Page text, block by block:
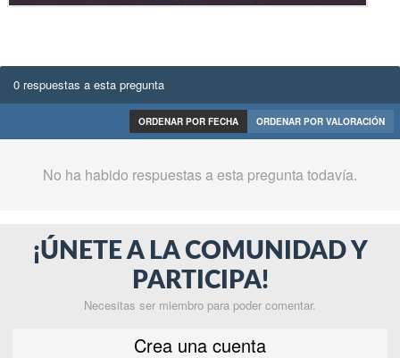
0 respuestas a esta pregunta
ORDENAR POR VALORACIÓN
ORDENAR POR FECHA
No ha habido respuestas a esta pregunta todavía.
¡ÚNETE A LA COMUNIDAD Y
PARTICIPA!
Necesitas ser miembro para poder comentar.
Crea una cuenta